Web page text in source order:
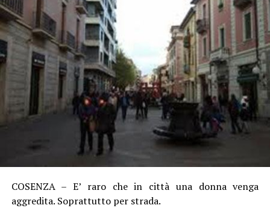
COSENZA – E’ raro che in città una donna venga
aggredita. Soprattutto per strada.